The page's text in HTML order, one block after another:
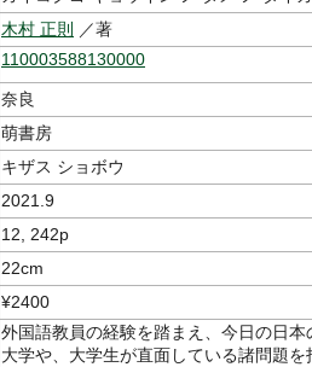
木村 正則
／著
110003588130000
奈良
萌書房
キザス ショボウ
2021.9
12, 242p
22cm
¥2400
外国語教員の経験を踏まえ、今日の日
大学や、大学生が直面している諸問題